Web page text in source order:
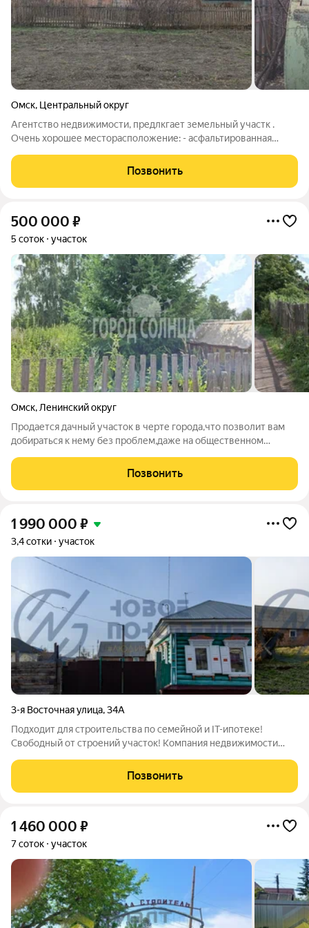
Омск, Центральный округ
Агентство недвижимости, предлкгает земельный участк .
Очень хорошее месторасположение: - асфальтированная
летний водопровод земля ухожена Из насождений : яблоня,
вишня, жимолость Звоните,
Позвонить
500 000 ₽
5 соток участок
Омск, Ленинский округ
Продается дачный участок в черте города,что позволит вам
добираться к нему без проблем,даже на общественном
дачных маршрутов.Участок- 5,7 соток,есть колодец, большая
красивая ель.По аллее проходит
Позвонить
1 990 000 ₽
3,4 сотки участок
3-я Восточная улица,34А
Подходит для строительства по семейной и IT-ипотеке!
Свободный от строений участок! Компания недвижимости
от центра города. Коммуникации: электричество подведено,
колодец на территории
Позвонить
1 460 000 ₽
7 соток участок